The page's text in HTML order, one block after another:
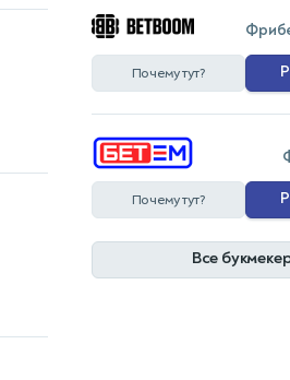
Почему тут?
Почему тут?
Все